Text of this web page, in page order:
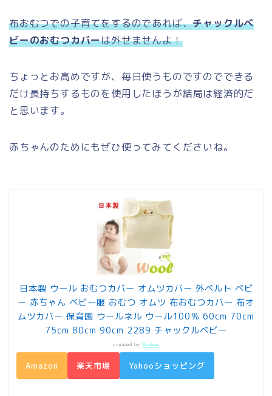
布おむつでの子育てをするのであれば、チャックルベ
ビーのおむつカバーは外せませんよ！
ちょっとお高めですが、毎日使うものですのでできる
だけ長持ちするものを使用したほうが結局は経済的だ
と思います。
赤ちゃんのためにもぜひ使ってみてくださいね。
日本製 ウール おむつカバー オムツカバー 外ベルト ベビ
ー 赤ちゃん ベビー服 おむつ オムツ 布おむつカバー 布オ
ムツカバー 保育園 ウールネル ウール100％ 60cm 70cm
75cm 80cm 90cm 2289 チャックルベビー
created by Rinker
Amazon 楽天市場 Yahooショッピング